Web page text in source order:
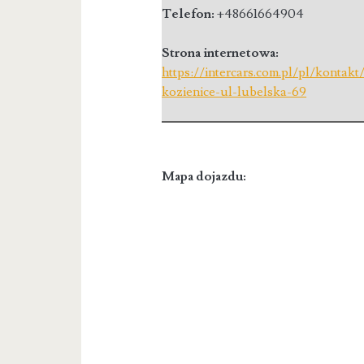
Telefon:+48661664904
Strona internetowa:
https://intercars.com.pl/pl/
kozienice-ul-lubelska-69
Mapa dojazdu: